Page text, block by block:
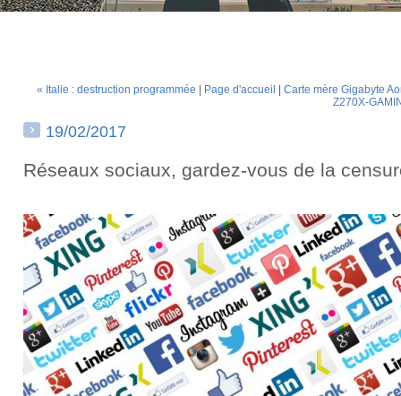
« Italie : destruction programmée Page d'accueil
Carte mère Gigabyte
Z270X-
19/02/2017
Réseaux sociaux, gardez-vous de la